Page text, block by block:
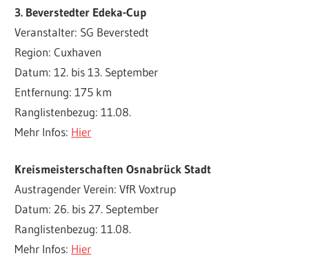
3. Beverstedter Edeka-Cup
Veranstalter: SG Beverstedt
Region: Cuxhaven
Datum: 12. bis 13. September
Entfernung: 175 km
Ranglistenbezug: 11.08.
Mehr Infos: Hier
Kreismeisterschaften Osnabrück Stadt
Austragender Verein: VfR Voxtrup
Datum: 26. bis 27. September
Ranglistenbezug: 11.08.
Mehr Infos: Hier